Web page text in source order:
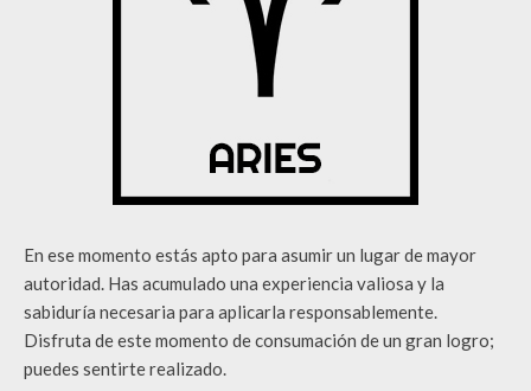
En ese momento estás apto para asumir un lugar de mayor
autoridad. Has acumulado una experiencia valiosa y la
sabiduría necesaria para aplicarla responsablemente.
Disfruta de este momento de consumación de un gran logro;
puedes sentirte realizado.